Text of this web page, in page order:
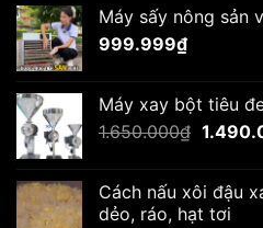
Máy sấy nông sản
999.999₫
Máy xay bột tiêu
1.650.000₫ Giá
Cách nấu xôi đậu
dẻo, ráo, hạt tơi